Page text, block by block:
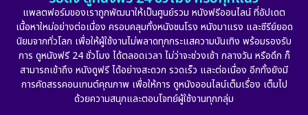
แพลตฟอร์มของเราถูกพัฒนาให้เป็นศูนย์รวม หนังฟรีออนไลน์ ที่อัปเดต
เนื้อหาใหม่อย่างต่อเนื่อง ครอบคลุมทั้งหนังชนโรง หนังมาแรง และซีรีย์ยอด
นิยมจากทั่วโลก เพื่อให้ผู้ใช้งานไม่พลาดทุกกระแสความบันเทิง พร้อมรองรับ
การ ดูหนังฟรี 24 ชั่วโมง ได้ตลอดเวลา ไม่ว่าจะช่วงเช้า กลางวัน หรือดึก ก็
สามารถเข้าถึง หนังดูฟรี ได้อย่างสะดวก รวดเร็ว และต่อเนื่อง อีกทั้งยังมี
การคัดสรรคอนเทนต์คุณภาพ เพื่อให้การ ดูหนังออนไลน์เต็มเรื่อง เต็มไป
ด้วยความสนุกและตอบโจทย์ผู้ใช้งานทุกกลุ่ม